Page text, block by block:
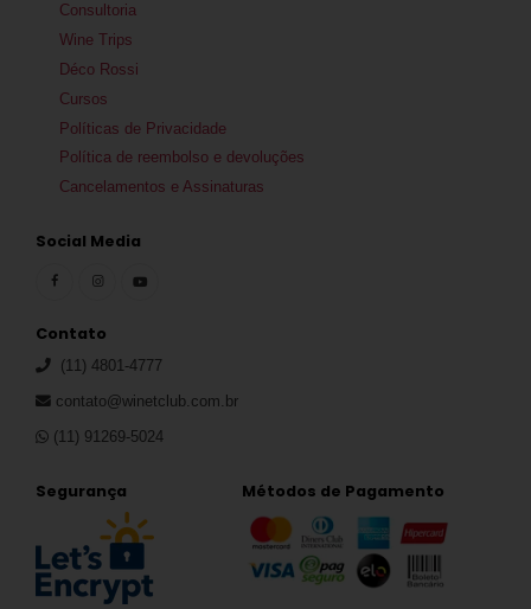
Consultoria
Wine Trips
Déco Rossi
Cursos
Políticas de Privacidade
Política de reembolso e devoluções
Cancelamentos e Assinaturas
Social Media
Contato
(11) 4801-4777
contato@winetclub.com.br
(11) 91269-5024
Segurança Métodos de Pagamento